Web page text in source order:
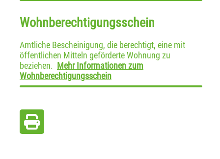
Wohnberechtigungsschein
Amtliche Bescheinigung, die berechtigt, eine mit
öffentlichen Mitteln geförderte Wohnung zu
beziehen. Mehr Informationen zum
Wohnberechtigungsschein